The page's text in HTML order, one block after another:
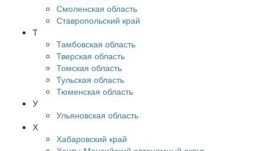
Смоленская область
Ставропольский край
Т
Тамбовская область
Тверская область
Томская область
Тульская область
Тюменская область
У
Ульяновская область
Х
Хабаровский край